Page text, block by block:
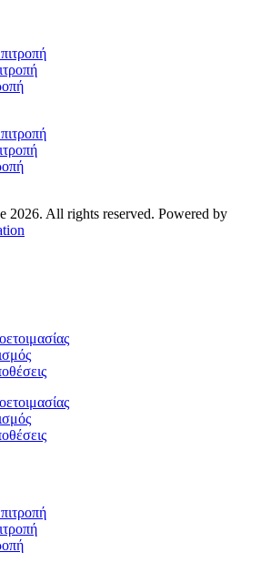
2026. All rights reserved. Powered by